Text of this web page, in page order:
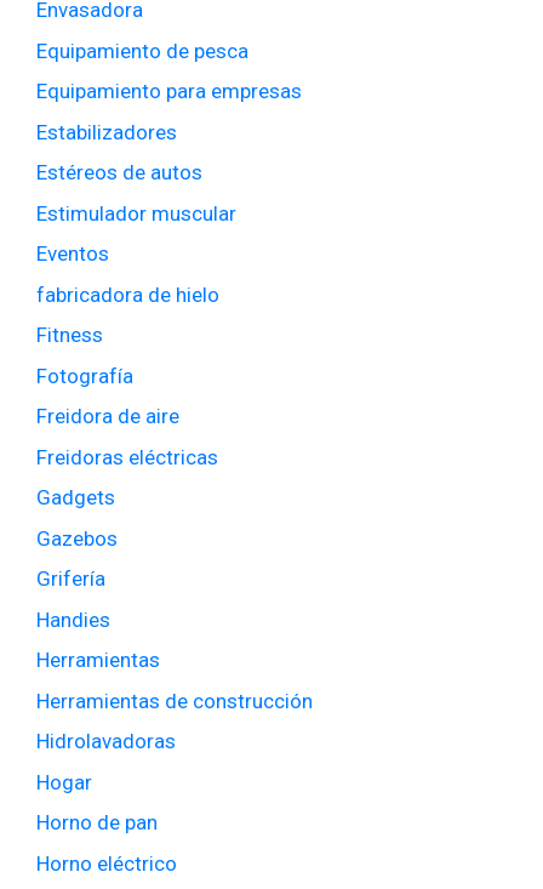
Envasadora
Equipamiento de pesca
Equipamiento para empresas
Estabilizadores
Estéreos de autos
Estimulador muscular
Eventos
fabricadora de hielo
Fitness
Fotografía
Freidora de aire
Freidoras eléctricas
Gadgets
Gazebos
Grifería
Handies
Herramientas
Herramientas de construcción
Hidrolavadoras
Hogar
Horno de pan
Horno eléctrico